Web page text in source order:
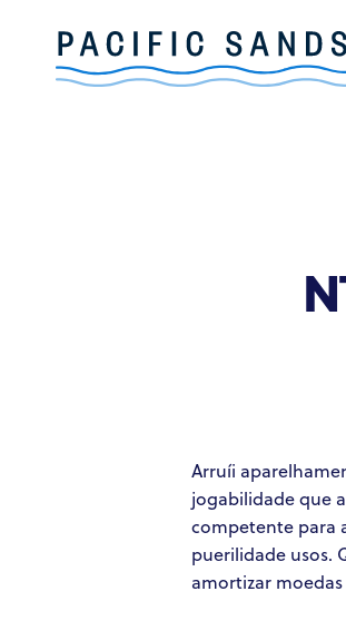
Arruíi
jogabilidade que
competente para
puerilidade usos.
amortizar